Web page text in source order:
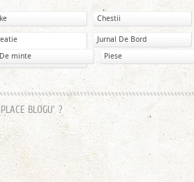
Chestii
De minte
Piese
Jurnal De Bord
PLACE BLOGU’ ?